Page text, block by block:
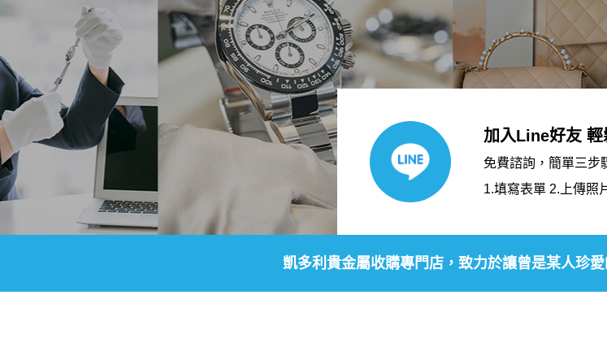
加入Line好友 輕
免費諮詢，簡單三步
1.填寫表單 2.上傳照
凱多利貴金屬收購專門店，致力於讓曾是某人珍